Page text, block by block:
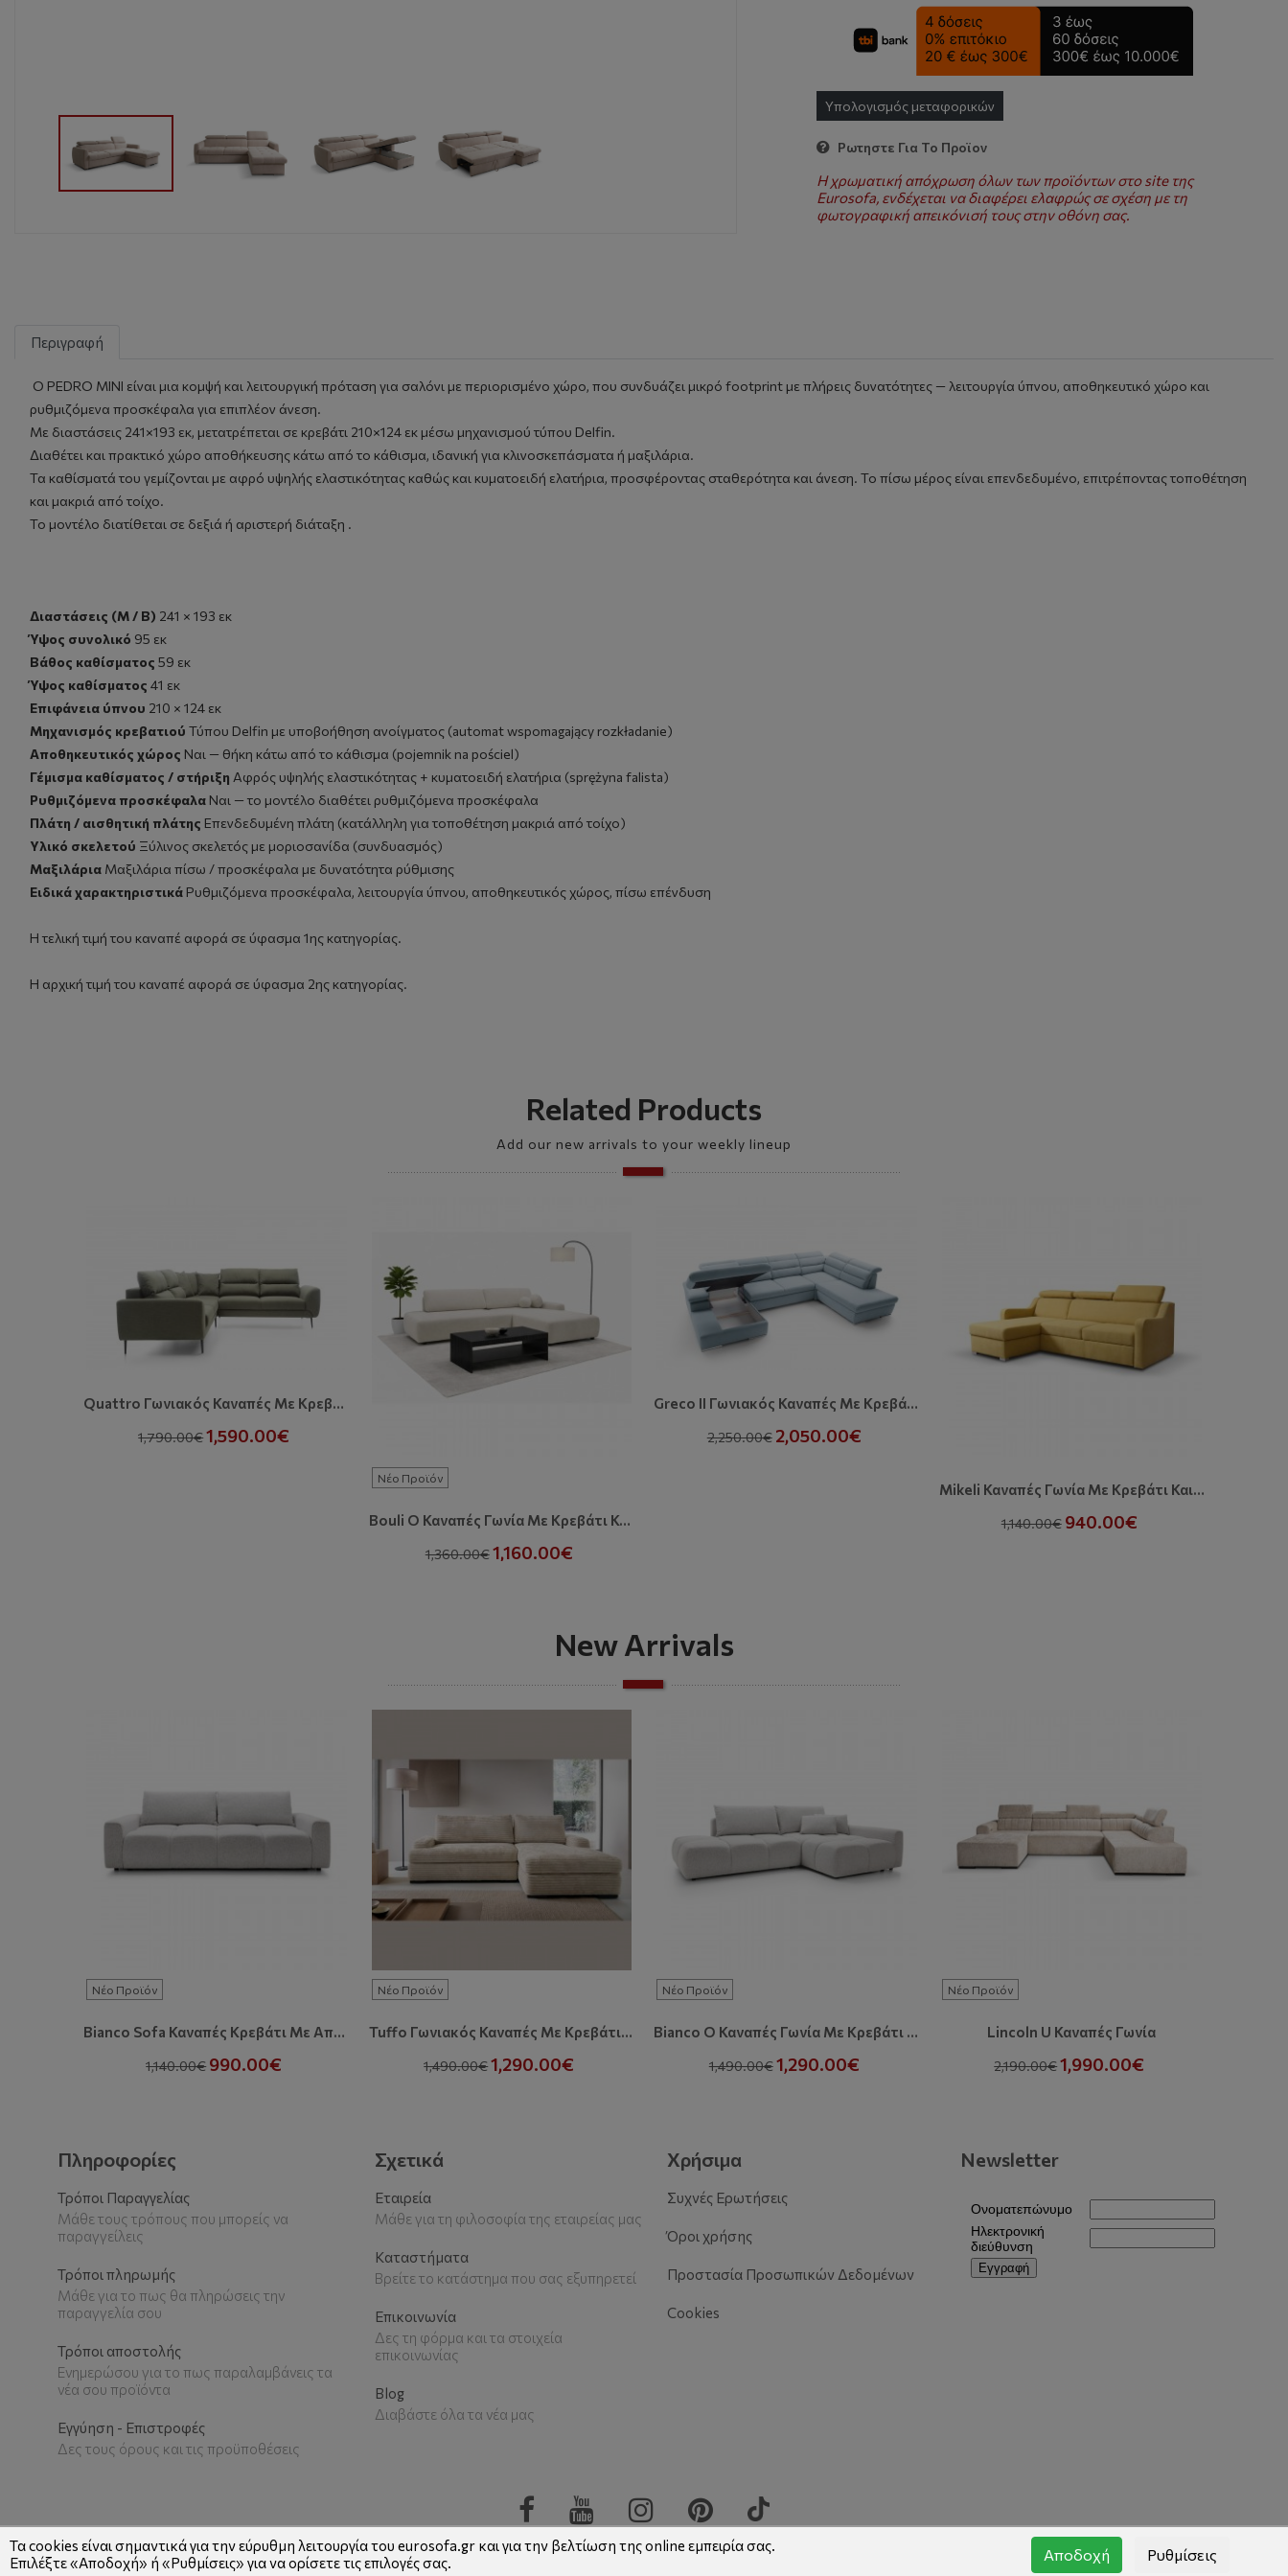
Υπολογισμός μεταφορικών
Ρωτηστε Για Το Προϊον
Η χρωματική απόχρωση όλων των προϊόντων στο site της
Eurosofa, ενδέχεται να διαφέρει ελαφρώς σε σχέση με τη
φωτογραφική απεικόνισή τους στην οθόνη σας.
Περιγραφή
Ο PEDRO MINI είναι μια κομψή και λειτουργική πρόταση για σαλόνι με περιορισμένο χώρο, που συνδυάζει μικρό footprint με πλήρεις δυνατότητες — λειτουργία ύπνου, αποθηκευτικό χώρο και
ρυθμιζόμενα προσκέφαλα για επιπλέον άνεση.
Με διαστάσεις 241×193 εκ, μετατρέπεται σε κρεβάτι 210×124 εκ μέσω μηχανισμού τύπου Delfin.
Διαθέτει και πρακτικό χώρο αποθήκευσης κάτω από το κάθισμα, ιδανική για κλινοσκεπάσματα ή μαξιλάρια.
Τα καθίσματά του γεμίζονται με αφρό υψηλής ελαστικότητας καθώς και κυματοειδή ελατήρια, προσφέροντας σταθερότητα και άνεση. Το πίσω μέρος είναι επενδεδυμένο, επιτρέποντας τοποθέτηση
και μακριά από τοίχο.
Το μοντέλο διατίθεται σε δεξιά ή αριστερή διάταξη .
Διαστάσεις (Μ / Β) 241 × 193 εκ
Ύψος συνολικό 95 εκ
Βάθος καθίσματος 59 εκ
Ύψος καθίσματος 41 εκ
Επιφάνεια ύπνου 210 × 124 εκ
Μηχανισμός κρεβατιού Τύπου Delfin με υποβοήθηση ανοίγματος (automat wspomagający rozkładanie)
Αποθηκευτικός χώρος Ναι — θήκη κάτω από το κάθισμα (pojemnik na pościel)
Γέμισμα καθίσματος / στήριξη Αφρός υψηλής ελαστικότητας + κυματοειδή ελατήρια (sprężyna falista)
Ρυθμιζόμενα προσκέφαλα Ναι — το μοντέλο διαθέτει ρυθμιζόμενα προσκέφαλα
Πλάτη / αισθητική πλάτης Επενδεδυμένη πλάτη (κατάλληλη για τοποθέτηση μακριά από τοίχο)
Υλικό σκελετού Ξύλινος σκελετός με μοριοσανίδα (συνδυασμός)
Μαξιλάρια Μαξιλάρια πίσω / προσκέφαλα με δυνατότητα ρύθμισης
Ειδικά χαρακτηριστικά Ρυθμιζόμενα προσκέφαλα, λειτουργία ύπνου, αποθηκευτικός χώρος, πίσω επένδυση
Η τελική τιμή του καναπέ αφορά σε ύφασμα 1ης κατηγορίας.
Η αρχική τιμή του καναπέ αφορά σε ύφασμα 2ης κατηγορίας.
Related Products
Add our new arrivals to your weekly lineup
Quattro Γωνιακός Καναπές Με Κρεβάτι Και Αποθηκευτικό Χώρο
1,790.00€1,590.00€
Νέο Προϊόν
Bouli O Καναπές Γωνία Με Κρεβάτι Και Αποθηκευτικό Χώρο
1,360.00€1,160.00€
Greco II Γωνιακός Καναπές Με Κρεβάτι Και Αποθηκευτικό Χώρο
2,250.00€ 2,050.00€
Mikeli Καναπές Γωνία Με Κρεβάτι Και Αποθηκευτικό Χώρο
1,140.00€ 940.00€
New Arrivals
Νέο Προϊόν
Bianco Sofa Καναπές Κρεβάτι Με Αποθηκευτικό Χώρο
1,140.00€ 990.00€
Νέο Προϊόν
Tuffo Γωνιακός Καναπές Με Κρεβάτι Και Αποθηκευτικό Χώρο
1,490.00€1,290.00€
Νέο Προϊόν
Bianco O Καναπές Γωνία Με Κρεβάτι Και Αποθηκευτικό Χώρο
1,490.00€1,290.00€
Νέο Προϊόν
Lincoln U Καναπές Γωνία
2,190.00€1,990.00€
Πληροφορίες
Τρόποι Παραγγελίας
Μάθε τους τρόπους που μπορείς να
παραγγείλεις
Τρόποι πληρωμής
Μάθε για το πως θα πληρώσεις την
παραγγελία σου
Τρόποι αποστολής
Ενημερώσου για το πως παραλαμβάνεις τα
νέα σου προϊόντα
Εγγύηση - Επιστροφές
Δες τους όρους και τις προϋποθέσεις
Σχετικά
Εταιρεία
Μάθε για τη φιλοσοφία της εταιρείας μας
Καταστήματα
Βρείτε το κατάστημα που σας εξυπηρετεί
Επικοινωνία
Δες τη φόρμα και τα στοιχεία
επικοινωνίας
Blog
Διαβάστε όλα τα νέα μας
Χρήσιμα
Συχνές Ερωτήσεις
Όροι χρήσης
Προστασία Προσωπικών Δεδομένων
Cookies
Newsletter
Τα cookies είναι σημαντικά για την εύρυθμη λειτουργία του eurosofa.gr και για την βελτίωση της online εμπειρία σας.
Επιλέξτε «Αποδοχή» ή «Ρυθμίσεις» για να ορίσετε τις επιλογές σας.
Αποδοχή Ρυθμίσεις